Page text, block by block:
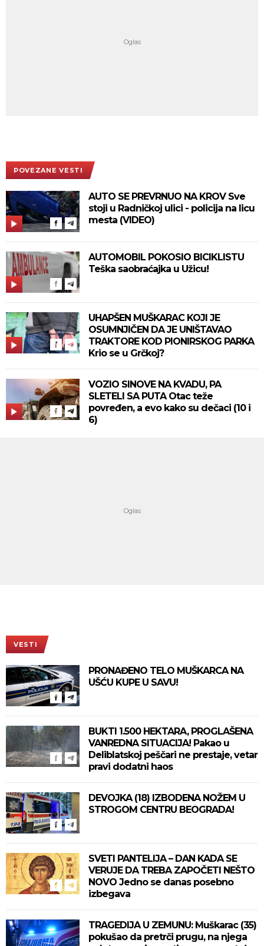
POVEZANE VESTI
AUTO SE PREVRNUO NA KROV Sve
stoji u Radničkoj ulici - policija na licu
mesta (VIDEO)
AUTOMOBIL POKOSIO BICIKLISTU
Teška saobraćajka u Užicu!
UHAPŠEN MUŠKARAC KOJI JE
OSUMNJIČEN DA JE UNIŠTAVAO
TRAKTORE KOD PIONIRSKOG PARKA
Krio se u Grčkoj?
VOZIO SINOVE NA KVADU, PA
SLETELI SA PUTA Otac teže
povređen, a evo kako su dečaci (10 i
6)
VESTI
PRONAĐENO TELO MUŠKARCA NA
UŠĆU KUPE U SAVU!
BUKTI 1.500 HEKTARA, PROGLAŠENA
VANREDNA SITUACIJA! Pakao u
Deliblatskoj peščari ne prestaje, vetar
pravi dodatni haos
DEVOJKA (18) IZBODENA NOŽEM U
STROGOM CENTRU BEOGRADA!
SVETI PANTELIJA – DAN KADA SE
VERUJE DA TREBA ZAPOČETI NEŠTO
NOVO Jedno se danas posebno
izbegava
TRAGEDIJA U ZEMUNU: Muškarac (35)
pokušao da pretrči prugu, na njega